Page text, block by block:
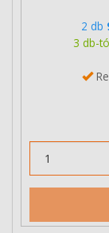
2 db
3 db-